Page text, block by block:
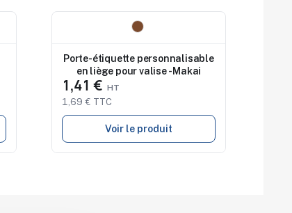
Porte-étiquette personnalisable
en liège pour valise - Makai
1,41 €
1,69 € TTC
Voir le produit